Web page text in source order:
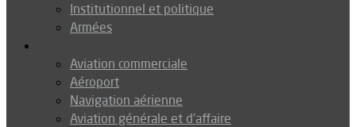
Institutionnel et politique
Armées
Aviation commerciale
Aéroport
Navigation aérienne
Aviation générale et d’affaire